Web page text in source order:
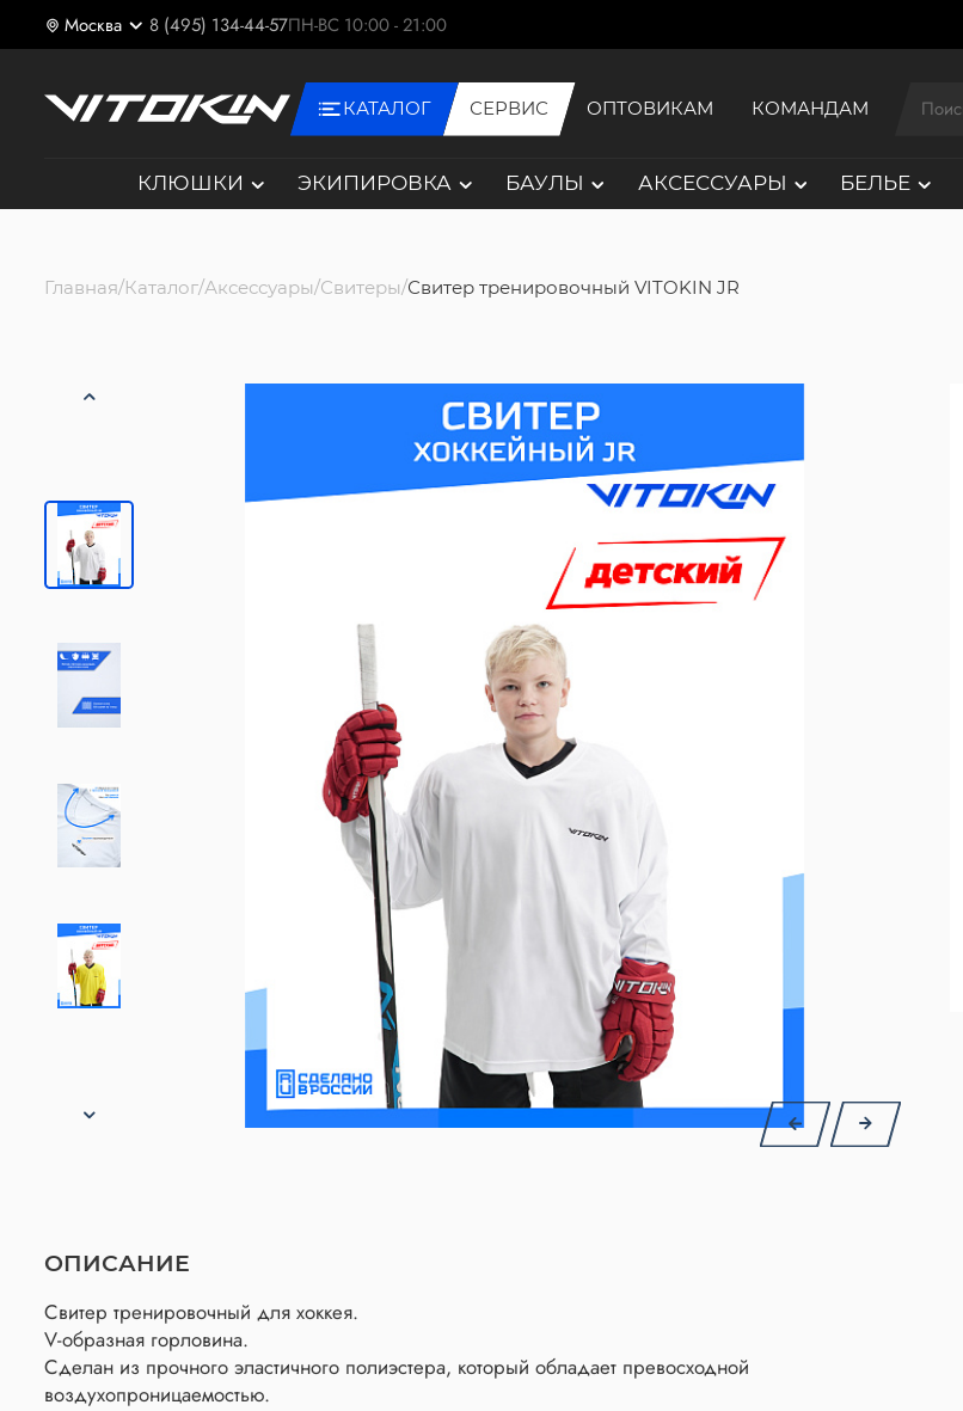
Москва 8 (495) 134-44-57ПН-ВС 10:00 - 21:00
КАТАЛОГ СЕРВИС ОПТОВИКАМ КОМАНДАМ
КЛЮШКИ ЭКИПИРОВКА БАУЛЫ АКСЕССУАРЫ БЕЛЬЕ
Главная Каталог Аксессуары Свитеры Свитер тренировочный VITOKIN JR
ОПИСАНИЕ
Свитер тренировочный для хоккея.
V-образная горловина.
Сделан из прочного эластичного полиэстера, который обладает превосходной
воздухопроницаемостью.